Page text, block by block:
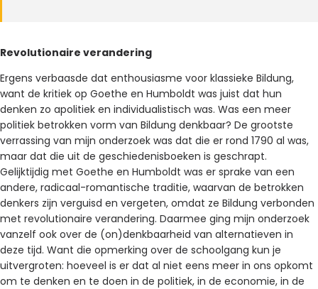
Revolutionaire verandering
Ergens verbaasde dat enthousiasme voor klassieke Bildung,
want de kritiek op Goethe en Humboldt was juist dat hun
denken zo apolitiek en individualistisch was. Was een meer
politiek betrokken vorm van Bildung denkbaar? De grootste
verrassing van mijn onderzoek was dat die er rond 1790 al was,
maar dat die uit de geschiedenisboeken is geschrapt.
Gelijktijdig met Goethe en Humboldt was er sprake van een
andere, radicaal-romantische traditie, waarvan de betrokken
denkers zijn verguisd en vergeten, omdat ze Bildung verbonden
met revolutionaire verandering. Daarmee ging mijn onderzoek
vanzelf ook over de (on)denkbaarheid van alternatieven in
deze tijd. Want die opmerking over de schoolgang kun je
uitvergroten: hoeveel is er dat al niet eens meer in ons opkomt
om te denken en te doen in de politiek, in de economie, in de